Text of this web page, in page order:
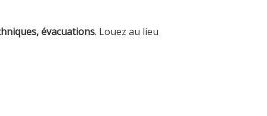
évacuations. Louez au lieu